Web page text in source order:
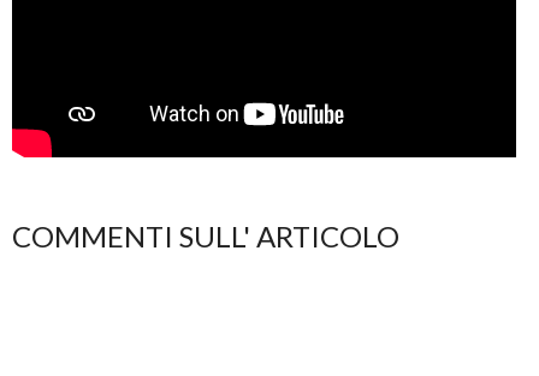
COMMENTI SULL' ARTICOLO